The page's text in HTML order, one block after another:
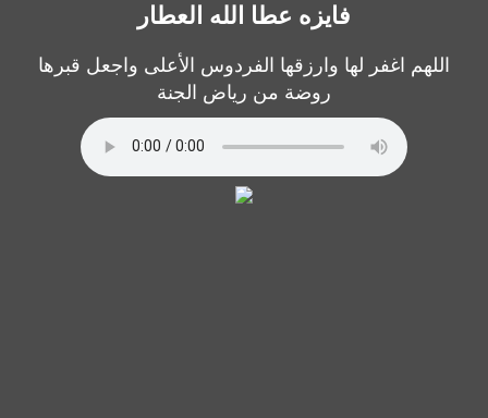
فايزه عطا الله العطار
اللهم اغفر لها وارزقها الفردوس الأعلى واجعل قبرها
روضة من رياض الجنة